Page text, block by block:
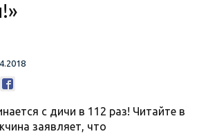
с дичи в 112 раз! Читайте в
заявляет, что